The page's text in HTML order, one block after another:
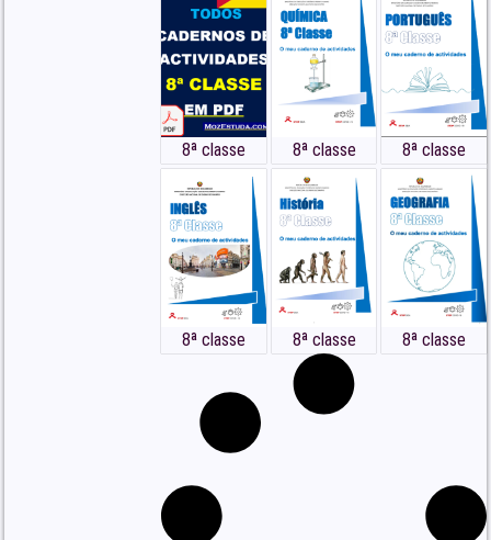
8ª classe 8ª classe 8ª classe
8ª classe 8ª classe 8ª classe